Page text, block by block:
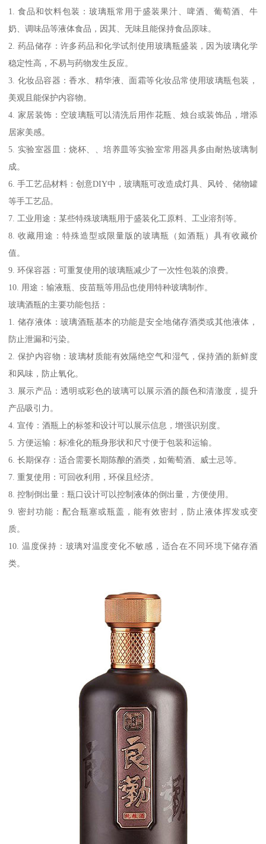
1. 食品和饮料包装：玻璃瓶常用于盛装果汁、啤酒、葡萄酒、牛
奶、调味品等液体食品，因其、无味且能保持食品原味。
2. 药品储存：许多药品和化学试剂使用玻璃瓶盛装，因为玻璃化学
稳定性高，不易与药物发生反应。
3. 化妆品容器：香水、精华液、面霜等化妆品常使用玻璃瓶包装，
美观且能保护内容物。
4. 家居装饰：空玻璃瓶可以清洗后用作花瓶、烛台或装饰品，增添
居家美感。
5. 实验室器皿：烧杯、、培养皿等实验室常用器具多由耐热玻璃制
成。
6. 手工艺品材料：创意DIY中，玻璃瓶可改造成灯具、风铃、储物罐
等手工艺品。
7. 工业用途：某些特殊玻璃瓶用于盛装化工原料、工业溶剂等。
8. 收藏用途：特殊造型或限量版的玻璃瓶（如酒瓶）具有收藏价
值。
9. 环保容器：可重复使用的玻璃瓶减少了一次性包装的浪费。
10. 用途：输液瓶、疫苗瓶等用品也使用特种玻璃制作。
玻璃酒瓶的主要功能包括：
1. 储存液体：玻璃酒瓶基本的功能是安全地储存酒类或其他液体，
防止泄漏和污染。
2. 保护内容物：玻璃材质能有效隔绝空气和湿气，保持酒的新鲜度
和风味，防止氧化。
3. 展示产品：透明或彩色的玻璃可以展示酒的颜色和清澈度，提升
产品吸引力。
4. 宣传：酒瓶上的标签和设计可以展示信息，增强识别度。
5. 方便运输：标准化的瓶身形状和尺寸便于包装和运输。
6. 长期保存：适合需要长期陈酿的酒类，如葡萄酒、威士忌等。
7. 重复使用：可回收利用，环保且经济。
8. 控制倒出量：瓶口设计可以控制液体的倒出量，方便使用。
9. 密封功能：配合瓶塞或瓶盖，能有效密封，防止液体挥发或变
质。
10. 温度保持：玻璃对温度变化不敏感，适合在不同环境下储存酒
类。